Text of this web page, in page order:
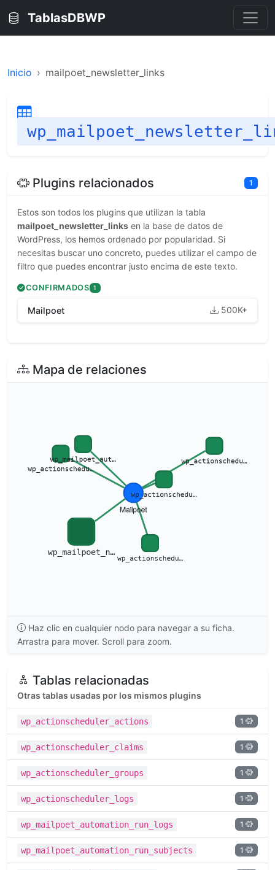
TablasDBWP
Inicio mailpoet_newsletter_links
Plugins relacionados 1
Estos son todos los plugins que utilizan la tabla
mailpoet_newsletter_links en la base de datos de
WordPress, los hemos ordenado por popularidad. Si
necesitas buscar uno concreto, puedes utilizar el campo de
filtro que puedes encontrar justo encima de este texto.
CONFIRMADOS 1
Mailpoet 500K+
Mapa de relaciones
Haz clic en cualquier nodo para navegar a su ficha.
Arrastra para mover. Scroll para zoom.
Tablas relacionadas
Otras tablas usadas por los mismos plugins
wp_actionscheduler_actions 1
wp_actionscheduler_claims 1
wp_actionscheduler_groups 1
wp_actionscheduler_logs 1
wp_mailpoet_automation_run_logs 1
wp_mailpoet_automation_run_subjects 1